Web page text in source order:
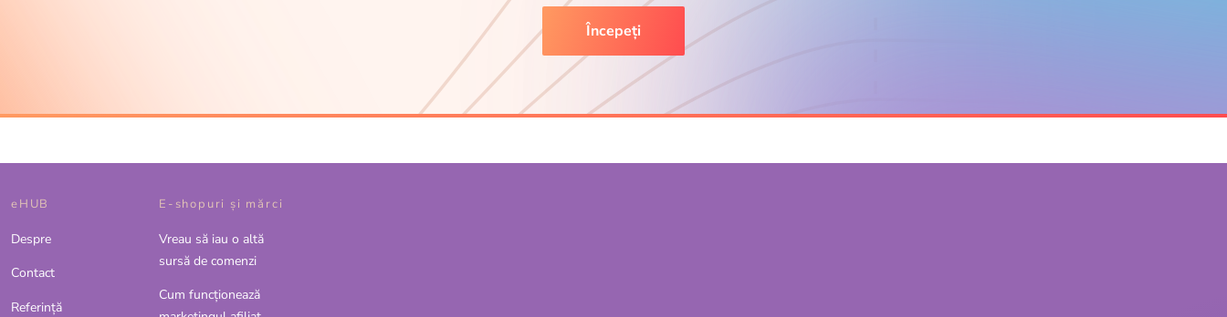
Începeți
eHUB
Despre
Contact
Referinţă
E-shopuri și mărci
Vreau să iau o altă
sursă de comenzi
Cum funcționează